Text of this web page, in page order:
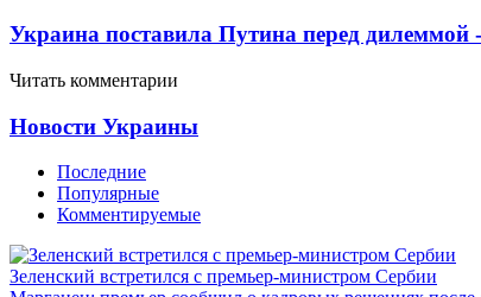
Украина поставила Путина перед
Читать комментарии
Новости Украины
Последние
Популярные
Комментируемые
Зеленский встретился с премьер-министром Сербии